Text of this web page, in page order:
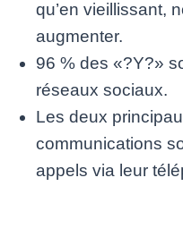
qu’en vieillissant,
augmenter.
96 % des «?Y?»
réseaux sociaux.
Les deux
communications
appels via leur